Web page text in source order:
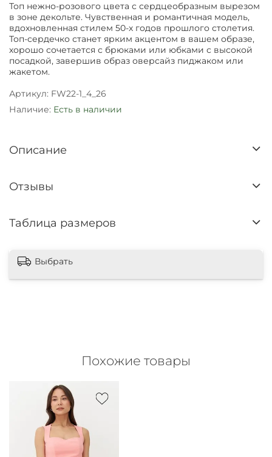
Топ нежно-розового цвета с сердцеобразным вырезом
в зоне декольте. Чувственная и романтичная модель,
вдохновленная стилем 50-х годов прошлого столетия.
Топ-сердечко станет ярким акцентом в вашем образе,
хорошо сочетается с брюками или юбками с высокой
посадкой, завершив образ оверсайз пиджаком или
жакетом.
Артикул: FW22-1_4_26
Наличие: Есть в наличии
Описание
Отзывы
Таблица размеров
Выбрать
Похожие товары